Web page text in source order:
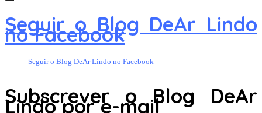
Seguir o Blog DeAr Lindo
no Facebook
Seguir o Blog DeAr Lindo no Facebook
Subscrever o Blog DeAr
Lindo por e-mail